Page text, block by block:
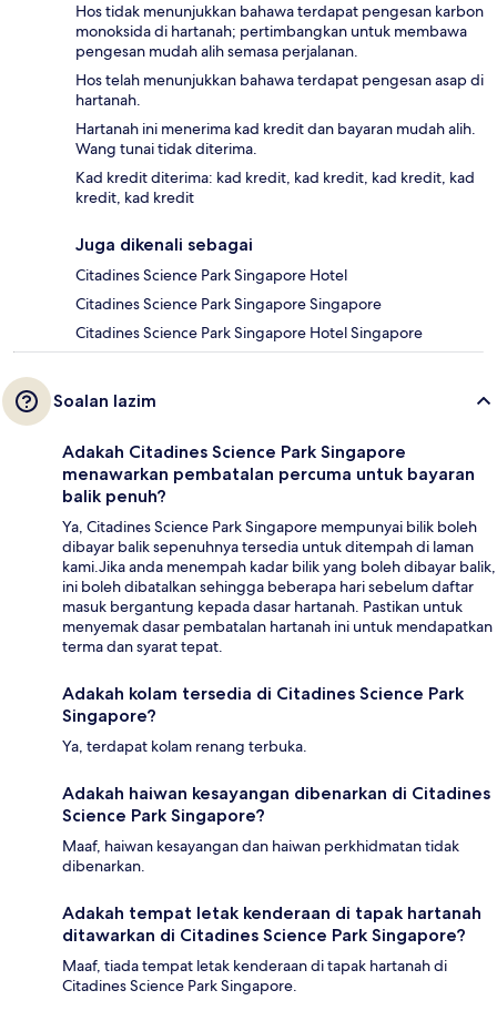
Hos tidak menunjukkan bahawa terdapat pengesan karbon
monoksida di hartanah; pertimbangkan untuk membawa
pengesan mudah alih semasa perjalanan.
Hos telah menunjukkan bahawa terdapat pengesan asap di
hartanah.
Hartanah ini menerima kad kredit dan bayaran mudah alih.
Wang tunai tidak diterima.
Kad kredit diterima: kad kredit, kad kredit, kad kredit, kad
kredit, kad kredit
Juga dikenali sebagai
Citadines Science Park Singapore Hotel
Citadines Science Park Singapore Singapore
Citadines Science Park Singapore Hotel Singapore
Soalan lazim
Adakah Citadines Science Park Singapore
menawarkan pembatalan percuma untuk bayaran
balik penuh?
Ya, Citadines Science Park Singapore mempunyai bilik boleh
dibayar balik sepenuhnya tersedia untuk ditempah di laman
kami.Jika anda menempah kadar bilik yang boleh dibayar balik,
ini boleh dibatalkan sehingga beberapa hari sebelum daftar
masuk bergantung kepada dasar hartanah. Pastikan untuk
menyemak dasar pembatalan hartanah ini untuk mendapatkan
terma dan syarat tepat.
Adakah kolam tersedia di Citadines Science Park
Singapore?
Ya, terdapat kolam renang terbuka.
Adakah haiwan kesayangan dibenarkan di Citadines
Science Park Singapore?
Maaf, haiwan kesayangan dan haiwan perkhidmatan tidak
dibenarkan.
Adakah tempat letak kenderaan di tapak hartanah
ditawarkan di Citadines Science Park Singapore?
Maaf, tiada tempat letak kenderaan di tapak hartanah di
Citadines Science Park Singapore.